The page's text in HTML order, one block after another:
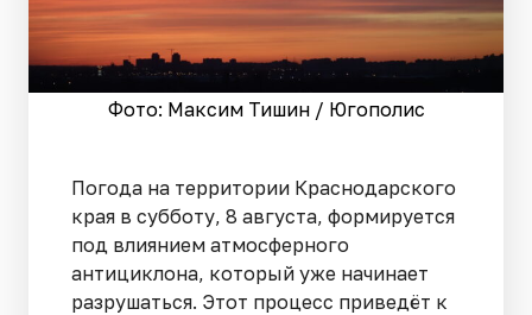
Фото: Максим Тишин / Югополис
Погода на территории Краснодарского
края в субботу, 8 августа, формируется
под влиянием атмосферного
антициклона, который уже начинает
разрушаться. Этот процесс приведёт к